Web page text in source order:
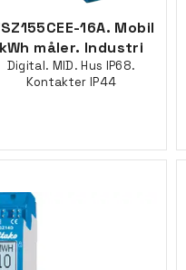
16A. Mobil
kWh måler. Industri
Digital. MID. Hus IP68.
Kontakter IP44